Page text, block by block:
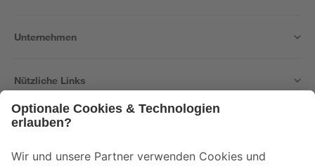
Unternehmen
Nützliche Links
Der toom Newsletter: Keine Angebote und Aktionen mehr verpassen!